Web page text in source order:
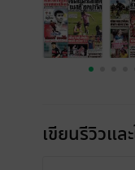
เขียนรีวิวแล